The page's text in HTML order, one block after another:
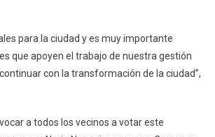
para la ciudad y es muy importante
que apoyen el trabajo de nuestra gestión
con la transformación de la ciudad”,
a todos los vecinos a votar este